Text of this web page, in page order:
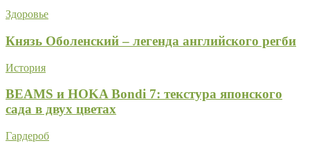
Здоровье
Князь Оболенский – легенда английского регби
История
BEAMS и HOKA Bondi 7: текстура японского
сада в двух цветах
Гардероб